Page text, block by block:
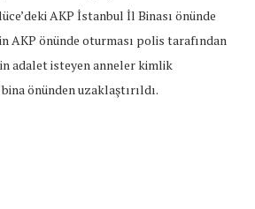
AKP İstanbul İl Binası önünde
AKP önünde oturması polis tarafından
adalet isteyen anneler kimlik
önünden uzaklaştırıldı.